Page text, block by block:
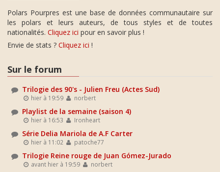
Polars Pourpres est une base de données communautaire sur
les polars et leurs auteurs, de tous styles et de toutes
nationalités. Cliquez ici pour en savoir plus !
Envie de stats ? Cliquez ici !
Sur le forum
Trilogie des 90's - Julien Freu (Actes Sud)
hier à 19:59 norbert
Playlist de la semaine (saison 4)
hier à 16:53 Ironheart
Série Delia Mariola de A.F Carter
hier à 11:02 patoche77
Trilogie Reine rouge de Juan Gómez-Jurado
avant hier à 19:59 norbert